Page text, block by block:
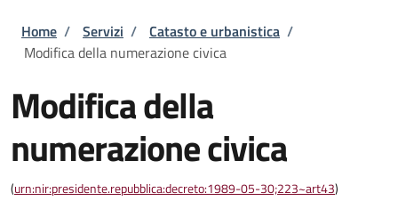
Briciole di pane
Home / Servizi / Catasto e urbanistica /
Modifica della numerazione civica
Modifica della
numerazione civica
(urn:nir:presidente.repubblica:decreto:1989-05-30;223~art43)